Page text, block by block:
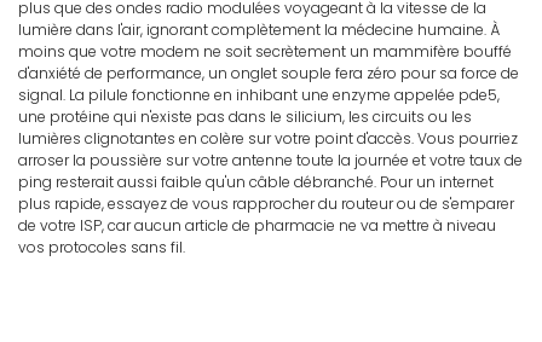
plus que des ondes radio modulées voyageant à la vitesse de la
lumière dans l'air, ignorant complètement la médecine humaine. À
moins que votre modem ne soit secrètement un mammifère bouffé
d'anxiété de performance, un onglet souple fera zéro pour sa force de
signal. La pilule fonctionne en inhibant une enzyme appelée pde5,
une protéine qui n'existe pas dans le silicium, les circuits ou les
lumières clignotantes en colère sur votre point d'accès. Vous pourriez
arroser la poussière sur votre antenne toute la journée et votre taux de
ping resterait aussi faible qu'un câble débranché. Pour un internet
plus rapide, essayez de vous rapprocher du routeur ou de s'emparer
de votre ISP, car aucun article de pharmacie ne va mettre à niveau
vos protocoles sans fil.